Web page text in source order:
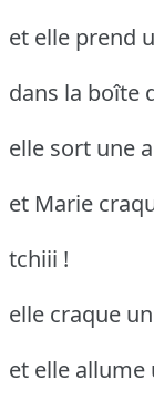
et elle prend
dans la boîte
elle sort une
et Marie
tchiii !
elle craque
et elle allume